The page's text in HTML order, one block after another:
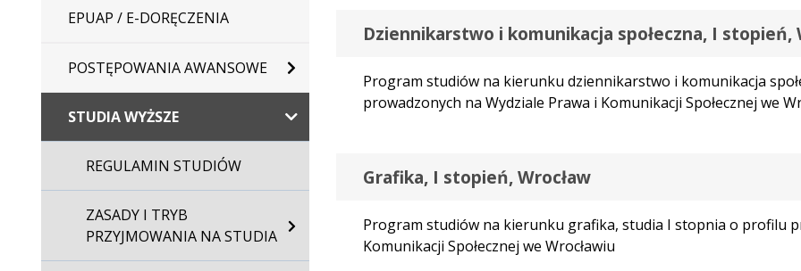
EPUAP / E-DORĘCZENIA
POSTĘPOWANIA AWANSOWE
STUDIA WYŻSZE
REGULAMIN STUDIÓW
ZASADY I TRYB
PRZYJMOWANIA NA STUDIA
Dziennikarstwo i komunikacja społeczna, I stopień,
Program studiów na kierunku dziennikarstwo i komunikacja
prowadzonych na Wydziale Prawa i Komunikacji Społecznej we
Grafika, I stopień, Wrocław
Program studiów na kierunku grafika, studia I stopnia o profilu
Komunikacji Społecznej we Wrocławiu